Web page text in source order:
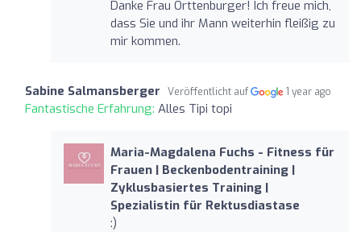
Danke Frau Orttenburger! Ich freue mich,
dass Sie und ihr Mann weiterhin fleißig zu
mir kommen.
Sabine Salmansberger Veröffentlicht auf 1 year ago
Fantastische Erfahrung: Alles Tipi topi
Maria-Magdalena Fuchs - Fitness für
Frauen | Beckenbodentraining |
Zyklusbasiertes Training |
Spezialistin für Rektusdiastase
:)